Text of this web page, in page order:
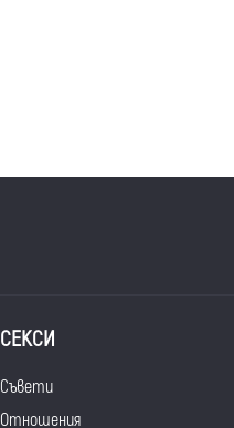
СЕКСИ
Съвети
Отношения